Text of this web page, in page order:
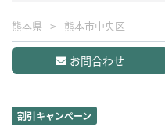
熊本県 熊本市中央区
お問合わせ
割引キャンペーン